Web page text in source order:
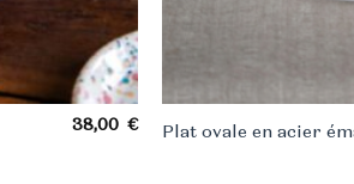
38,00€ Plat ovale en acier